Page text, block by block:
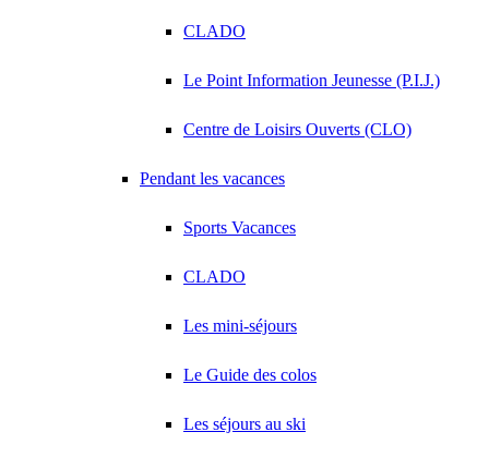
CLADO
Le Point Information Jeunesse (P.I.J.)
Centre de Loisirs Ouverts (CLO)
Pendant les vacances
Sports Vacances
CLADO
Les mini-séjours
Le Guide des colos
Les séjours au ski